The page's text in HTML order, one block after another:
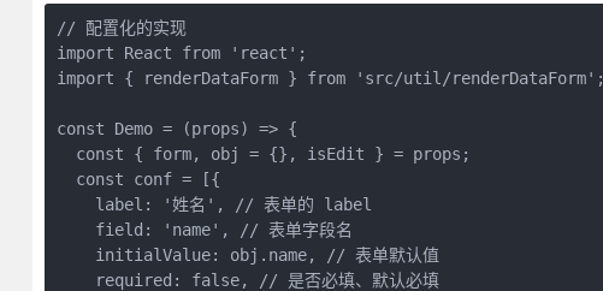
// 配置化的实现
import React from 'react';
import { renderDataForm } from 'src/util/renderDataForm';
const Demo = (props) => {
  const { form, obj = {}, isEdit } = props;
  const conf = [{
    label: '姓名', // 表单的 label
    field: 'name', // 表单字段名
    initialValue: obj.name, // 表单默认值
    required: false, // 是否必填、默认必填